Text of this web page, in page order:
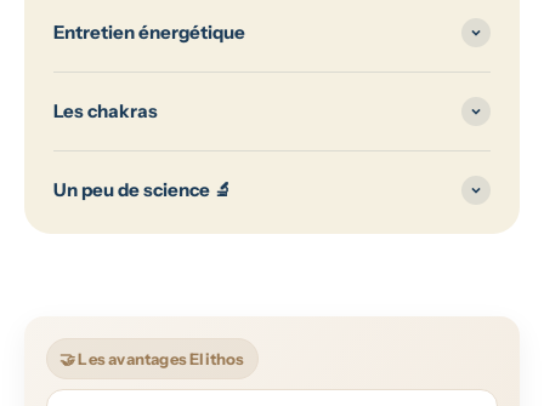
Entretien énergétique
Les chakras
Un peu de science 🔬
🤝 Les avantages Elithos